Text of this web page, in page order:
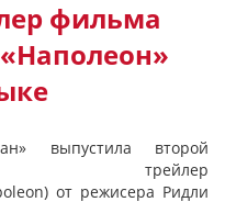
фильма
выпустила второй
трейлер
от режисера Ридли